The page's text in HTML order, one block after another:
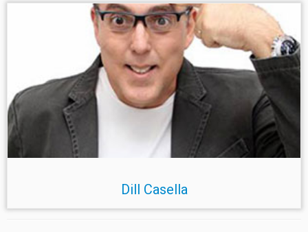
Dill Casella